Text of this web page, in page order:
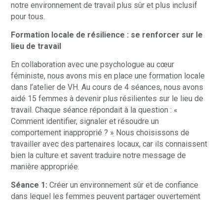
notre environnement de travail plus sûr et plus inclusif
pour tous.
Formation locale de résilience : se renforcer sur le
lieu de travail
En collaboration avec une psychologue au cœur
féministe, nous avons mis en place une formation locale
dans l’atelier de VH. Au cours de 4 séances, nous avons
aidé 15 femmes à devenir plus résilientes sur le lieu de
travail. Chaque séance répondait à la question : «
Comment identifier, signaler et résoudre un
comportement inapproprié ? » Nous choisissons de
travailler avec des partenaires locaux, car ils connaissent
bien la culture et savent traduire notre message de
manière appropriée.
Séance 1: Créer un environnement sûr et de confiance
dans lequel les femmes peuvent partager ouvertement